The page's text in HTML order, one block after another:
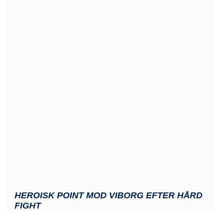
HEROISK POINT MOD VIBORG EFTER HÅRD
FIGHT